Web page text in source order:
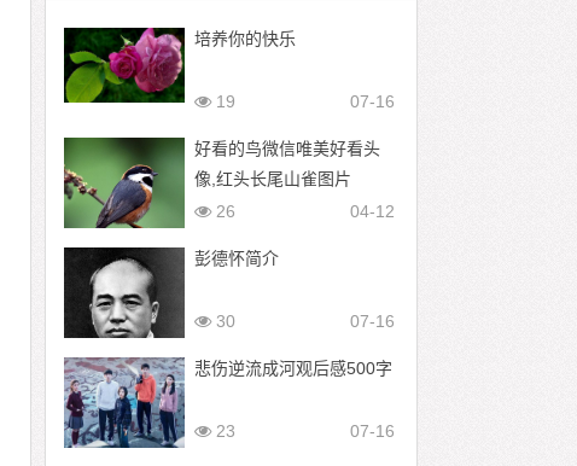
培养你的快乐
07-16
19
好看的鸟微信唯美好看头
像,红头长尾山雀图片
04-12
26
彭德怀简介
07-16
30
悲伤逆流成河观后感500字
07-16
23